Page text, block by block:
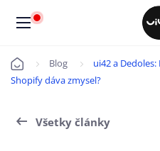
Úvod Blog
ui42 a
Shopify dáva zmysel?
Všetky články